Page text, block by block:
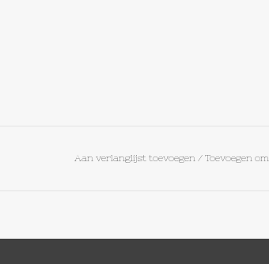
Aan verlanglijst toevoegen / Toevoegen